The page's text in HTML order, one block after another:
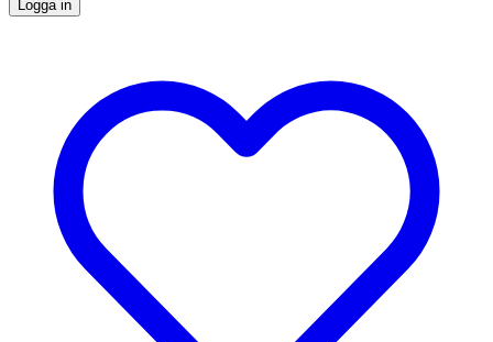
Logga in